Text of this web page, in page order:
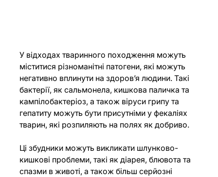
У відходах тваринного походження можуть
міститися різноманітні патогени, які можуть
негативно вплинути на здоров’я людини. Такі
бактерії, як сальмонела, кишкова паличка та
кампілобактеріоз, а також віруси грипу та
гепатиту можуть бути присутніми у фекаліях
тварин, які розпиляють на полях як добриво.
Ці збудники можуть викликати шлунково-
кишкові проблеми, такі як діарея, блювота та
спазми в животі, а також більш серйозні